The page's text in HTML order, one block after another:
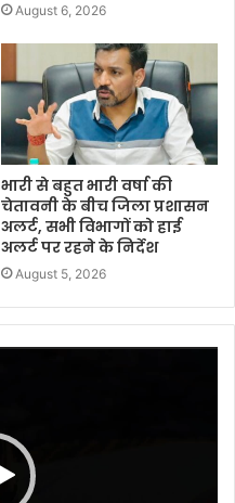
August 6, 2026
भारी से बहुत भारी वर्षा की
चेतावनी के बीच जिला प्रशासन
अलर्ट, सभी विभागों को हाई
अलर्ट पर रहने के निर्देश
August 5, 2026